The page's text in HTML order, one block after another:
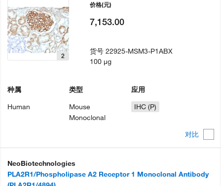
对比
2
种属
Human
类型
Mouse
Monoclonal
应用
IHC (P)
价格(元)
7,153.00
货号22925-MSM3-P1ABX
100 µg
NeoBiotechnologies
PLA2R1/Phospholipase A2 Receptor 1 Monoclonal Antibody